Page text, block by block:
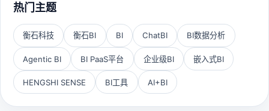
热门主题
衡石科技 衡石BI BI ChatBI BI数据分析
Agentic BI BI PaaS平台 企业级BI 嵌入式BI
HENGSHI SENSE BI工具 AI+BI